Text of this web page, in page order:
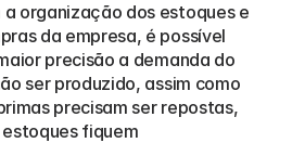
a organização dos estoques e
da empresa, é possível
precisão a demanda do
ser produzido, assim como
precisam ser repostas,
fiquem